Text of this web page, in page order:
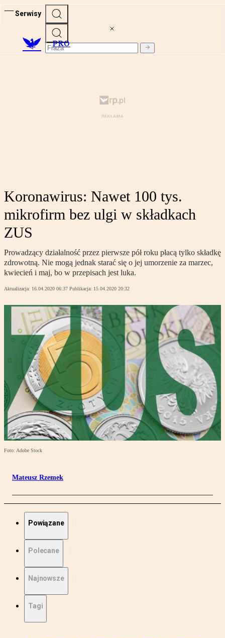
Serwisy
PRO
Koronawirus: Nawet 100 tys.
mikrofirm bez ulgi w składkach
ZUS
Prowadzący działalność przez pierwsze pół roku płacą tylko składkę
zdrowotną. Nie mogą jednak starać się o jej umorzenie za marzec,
kwiecień i maj, bo w przepisach jest luka.
Aktualizacja: 16.04.2020 06:37 Publikacja: 15.04.2020 20:32
Foto: Adobe Stock
Mateusz Rzemek
Powiązane
Polecane
Najnowsze
Tagi